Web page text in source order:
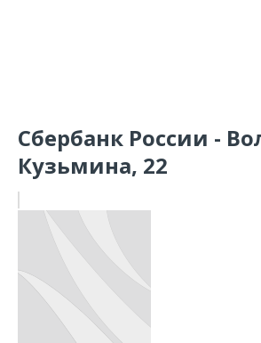
Сбербанк России -
Кузьмина, 22